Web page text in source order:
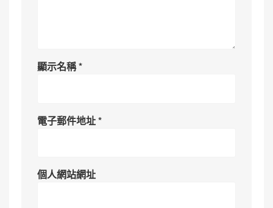
顯示名稱*
電子郵件地址*
個人網站網址